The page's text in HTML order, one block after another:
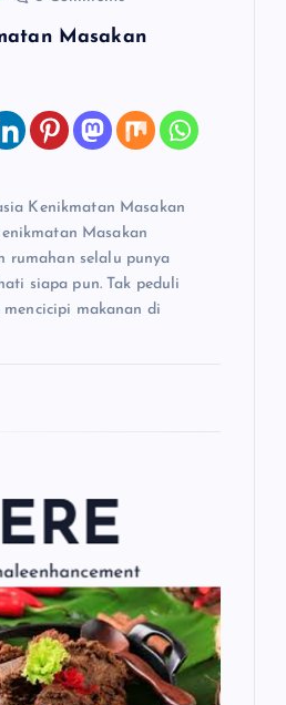
Masakan
Kenikmatan Masakan
Masakan
rumahan selalu punya
siapa pun. Tak peduli
makanan di